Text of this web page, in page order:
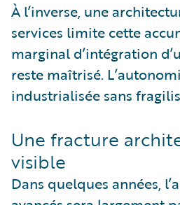
À l’inverse, une
services limite cette
marginal d’intégration
reste maîtrisé.
industrialisée sans
Une fracture
visible
Dans quelques années,